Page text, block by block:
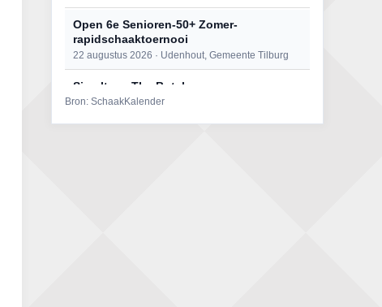
Open 6e Senioren-50+ Zomer-
rapidschaaktoernooi
22 augustus 2026 · Udenhout, Gemeente Tilburg
Simultaan The Butcher
22 augustus 2026 · Utrecht
Bron: SchaakKalender